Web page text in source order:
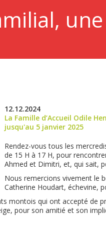
12.12.2024
La Famille d’Accueil Odile
jusqu'au 5 janvier 2025
Rendez-vous tous les
de 15 H à 17 H, pour
Ahmed et Dimitri, et, qui sait,
Nous remercions vivement le
Catherine Houdart, échevine,
montois qui ont accepté de
pour son amitié et son